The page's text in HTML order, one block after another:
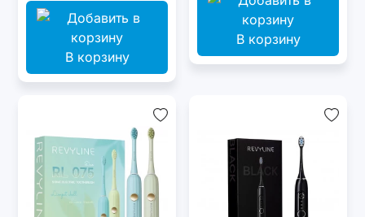
В корзину
В корзину